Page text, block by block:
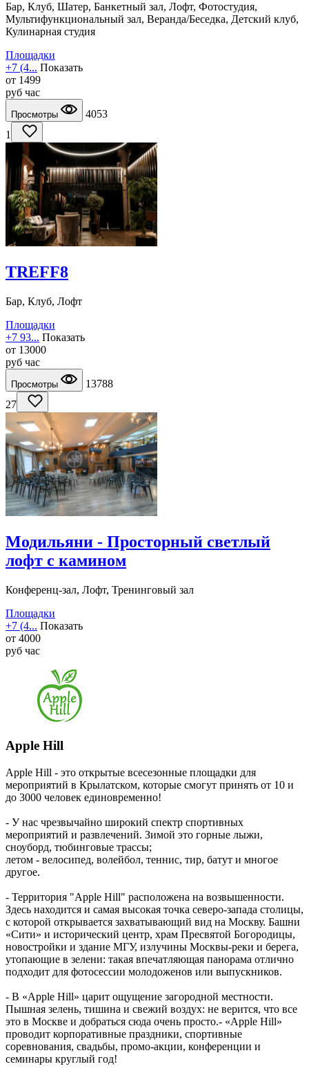
Бар, Клуб, Шатер, Банкетный зал, Лофт, Фотостудия,
Мультифункциональный зал, Веранда/Беседка, Детский клуб,
Кулинарная студия
Площадки
+7 (4... Показать
от 1499
руб час
Просмотры
4053
1
TREFF8
Бар, Клуб, Лофт
Площадки
+7 93... Показать
от 13000
руб час
Просмотры
13788
27
Модильяни - Просторный светлый
лофт с камином
Конференц-зал, Лофт, Тренинговый зал
Площадки
+7 (4... Показать
от 4000
руб час
Apple Hill
Apple Hill - это открытые всесезонные площадки для
мероприятий в Крылатском, которые смогут принять от 10 и
до 3000 человек единовременно!
- У нас чрезвычайно широкий спектр спортивных
мероприятий и развлечений. Зимой это горные лыжи,
сноуборд, тюбинговые трассы;
летом - велосипед, волейбол, теннис, тир, батут и многое
другое.
- Территория "Apple Hill" расположена на возвышенности.
Здесь находится и самая высокая точка северо-запада столицы,
с которой открывается захватывающий вид на Москву. Башни
«Сити» и исторический центр, храм Пресвятой Богородицы,
новостройки и здание МГУ, излучины Москвы-реки и берега,
утопающие в зелени: такая впечатляющая панорама отлично
подходит для фотосессии молодоженов или выпускников.
- В «Apple Hill» царит ощущение загородной местности.
Пышная зелень, тишина и свежий воздух: не верится, что все
это в Москве и добраться сюда очень просто.- «Apple Hill»
проводит корпоративные праздники, спортивные
соревнования, свадьбы, промо-акции, конференции и
семинары круглый год!